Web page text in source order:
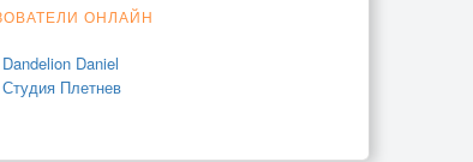
ОНЛАЙН
Dandelion Daniel
Студия Плетнев